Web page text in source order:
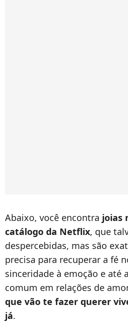
Abaixo, você encontra joias
catálogo da Netflix, que
despercebidas, mas são
precisa para recuperar a fé
sinceridade à emoção e até
comum em relações de
que vão te fazer querer
já.